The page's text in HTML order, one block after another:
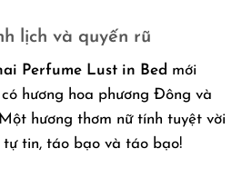
lịch và quyến rũ
Perfume Lust in Bed mới
hương hoa phương Đông và
hương thơm nữ tính tuyệt vời
tự tin, táo bạo và táo bạo!